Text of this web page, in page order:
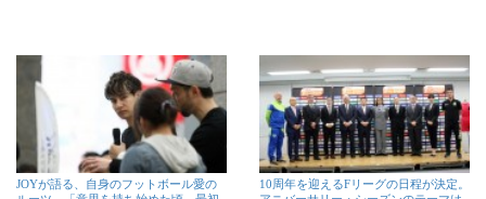
JOYが語る、自身のフットボール愛の
10周年を迎えるFリーグの日程が決定。